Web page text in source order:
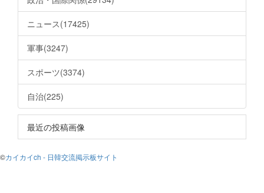
ニュース(17425)
軍事(3247)
スポーツ(3374)
自治(225)
最近の投稿画像
©カイカイch - 日韓交流掲示板サイト